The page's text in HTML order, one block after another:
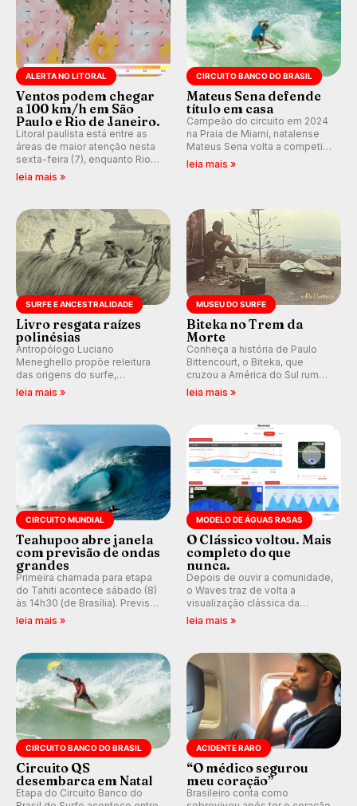
ALERTA NO LITORAL
Ventos podem chegar
a 100 km/h em São
Paulo e Rio de Janeiro.
Litoral paulista está entre as
áreas de maior atenção nesta
sexta-feira (7), enquanto Rio
de Janeiro também recebe
km/h em Itanhaém.
leia mais »
CIRCUITO BANCO DO BRASIL
Mateus Sena defende
título em casa
Campeão do circuito em 2024
na Praia de Miami, natalense
Mateus Sena volta a competir
em casa em busca de manter a
leia mais »
SURFE E ANCESTRALIDADE
Livro resgata raízes
polinésias
Antropólogo Luciano
Meneghello propõe releitura
das origens do surfe,
resgatando a cultura polinésia
prática em esporte e indústria.
leia mais »
MUSEU DO SURFE
Biteka no Trem da
Morte
Conheça a história de Paulo
Bittencourt, o Biteka, que
cruzou a América do Sul rumo
ao Pacífico em uma jornada
leia mais »
CIRCUITO MUNDIAL
Teahupoo abre janela
com previsão de ondas
grandes
Primeira chamada para etapa
do Tahiti acontece sábado (8)
às 14h30 (de Brasília). Previsão
indica swell consistente.
Kelly Slater convidado.
leia mais »
MODELO DE ÁGUAS RASAS
O Clássico voltou. Mais
completo do que
nunca.
Depois de ouvir a comunidade,
o Waves traz de volta a
visualização clássica da
previsão de águas rasas,
ondas para até 16 dias.
leia mais »
CIRCUITO BANCO DO BRASIL
Circuito QS
desembarca em Natal
Etapa do Circuito Banco do
ACIDENTE RARO
“O médico segurou
meu coração”
Brasileiro conta como